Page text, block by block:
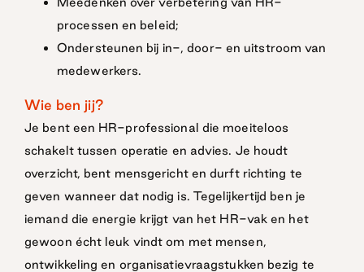
processen en beleid;
Ondersteunen bij in-, door- en uitstroom van
medewerkers.
Wie ben jij?
Je bent een HR-professional die moeiteloos
schakelt tussen operatie en advies. Je houdt
overzicht, bent mensgericht en durft richting te
geven wanneer dat nodig is. Tegelijkertijd ben je
iemand die energie krijgt van het HR-vak en het
gewoon écht leuk vindt om met mensen,
ontwikkeling en organisatievraagstukken bezig te